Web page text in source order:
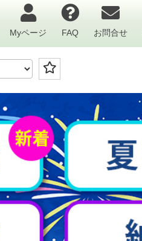
Myページ FAQ お問合せ